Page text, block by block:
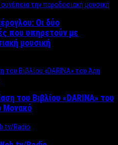
Οι δύο
που υπηρετούν με
μουσική
του Βιβλίου «DARINA» του
Μονακό